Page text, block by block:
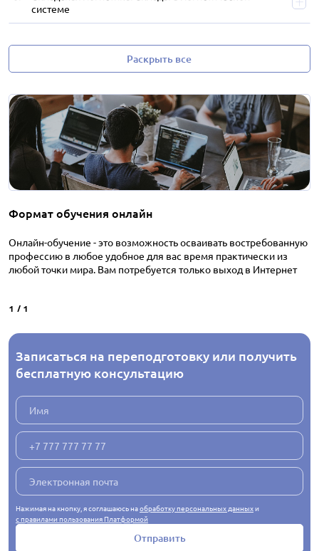
системе
Раскрыть все
Формат обучения онлайн
Онлайн-обучение - это возможность осваивать востребованную
профессию в любое удобное для вас время практически из
любой точки мира. Вам потребуется только выход в Интернет
1 / 1
Записаться на переподготовку или получить
бесплатную консультацию
Отправить
Нажимая на кнопку, я соглашаюсь наобработку персональных данныхи
с правилами пользования Платформой